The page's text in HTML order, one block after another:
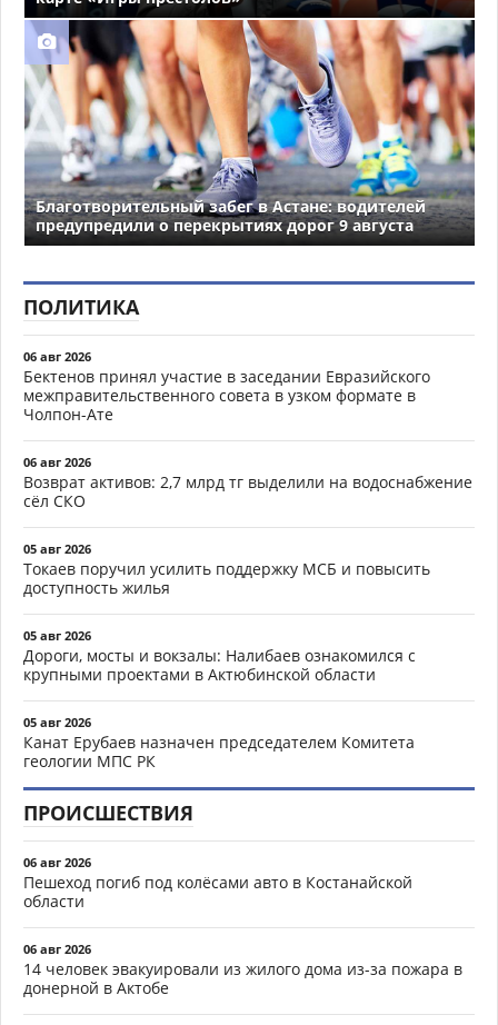
Благотворительный забег в Астане: водителей
предупредили о перекрытиях дорог 9 августа
ПОЛИТИКА
06 авг 2026
Бектенов принял участие в заседании Евразийского
межправительственного совета в узком формате в
Чолпон-Ате
06 авг 2026
Возврат активов: 2,7 млрд тг выделили на водоснабжение
сёл СКО
05 авг 2026
Токаев поручил усилить поддержку МСБ и повысить
доступность жилья
05 авг 2026
Дороги, мосты и вокзалы: Налибаев ознакомился с
крупными проектами в Актюбинской области
05 авг 2026
Канат Ерубаев назначен председателем Комитета
геологии МПС РК
ПРОИСШЕСТВИЯ
06 авг 2026
Пешеход погиб под колёсами авто в Костанайской
области
06 авг 2026
14 человек эвакуировали из жилого дома из-за пожара в
донерной в Актобе